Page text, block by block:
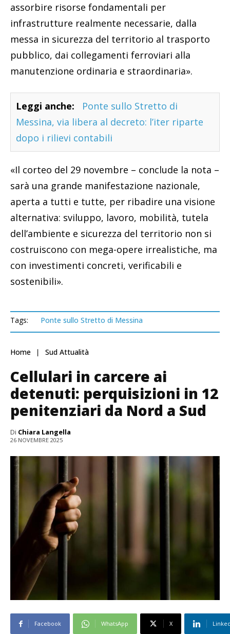
assorbire risorse fondamentali per
infrastrutture realmente necessarie, dalla
messa in sicurezza del territorio al trasporto
pubblico, dai collegamenti ferroviari alla
manutenzione ordinaria e straordinaria».
Leggi anche:
Ponte sullo Stretto di
Messina, via libera al decreto: l’iter riparte
dopo i rilievi contabili
«Il corteo del 29 novembre – conclude la nota –
sarà una grande manifestazione nazionale,
aperta a tutti e tutte, per ribadire una visione
alternativa: sviluppo, lavoro, mobilità, tutela
dell’ambiente e sicurezza del territorio non si
costruiscono con mega-opere irrealistiche, ma
con investimenti concreti, verificabili e
sostenibili».
Tags: Ponte sullo Stretto di Messina
Home Sud Attualità
Cellulari in carcere ai
detenuti: perquisizioni in 12
penitenziari da Nord a Sud
Di Chiara Langella
26 NOVEMBRE 2025
Facebook WhatsApp X